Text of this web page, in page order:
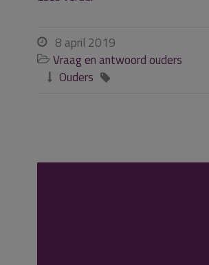
 8 april 2019
 Vraag en antwoord ouders
 Ouders 